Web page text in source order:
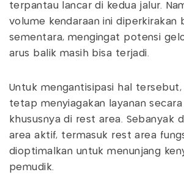
terpantau lancar di kedua jalur.
volume kendaraan ini diperkirakan
sementara, mengingat potensi
arus balik masih bisa terjadi.
Untuk mengantisipasi hal tersebut,
tetap menyiagakan layanan secara
khususnya di rest area. Sebanyak
area aktif, termasuk rest area
dioptimalkan untuk menunjang
pemudik.